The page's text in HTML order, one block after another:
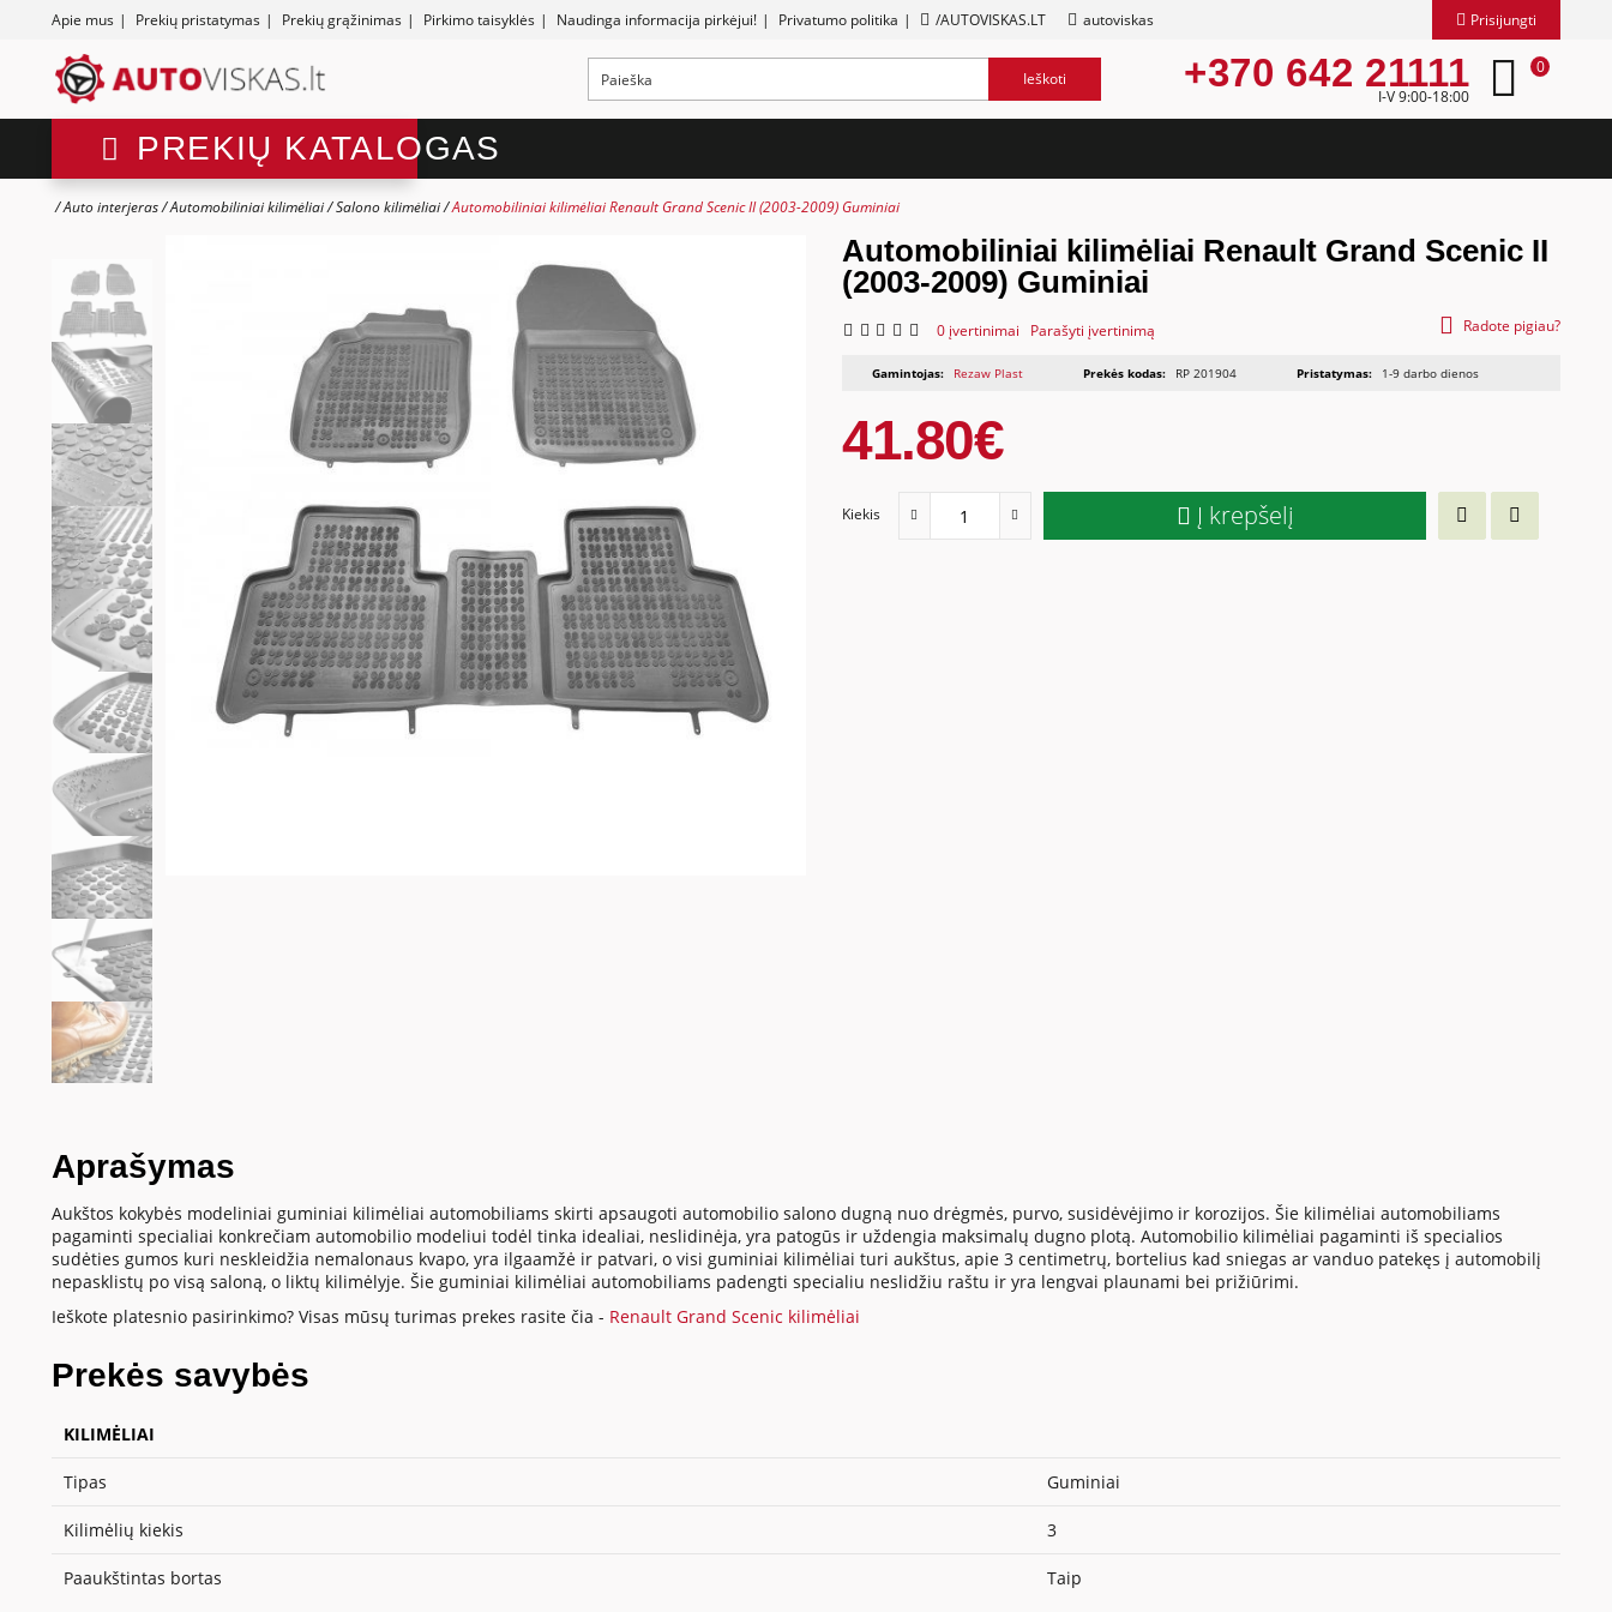
Apie mus | Prekių pristatymas | Prekių grąžinimas | Pirkimo taisyklės | Naudinga informacija pirkėjui! | Privatumo politika | /AUTOVISKAS.LT autoviskas Prisijungti
Ieškoti +370 642 21111
I-V 9:00-18:00
0
PREKIŲ KATALOGAS
Auto interjeras Automobiliniai kilimėliai Salono kilimėliai Automobiliniai kilimėliai Renault Grand Scenic II (2003-2009) Guminiai
Automobiliniai kilimėliai Renault Grand Scenic II
(2003-2009) Guminiai
0 įvertinimai Parašyti įvertinimą Radote pigiau?
Gamintojas: Rezaw Plast Prekės kodas: RP 201904 Pristatymas: 1-9 darbo dienos
41.80€
Kiekis Į krepšelį
Aprašymas
Aukštos kokybės modeliniai guminiai kilimėliai automobiliams skirti apsaugoti automobilio salono dugną nuo drėgmės, purvo, susidėvėjimo ir korozijos. Šie kilimėliai automobiliams
pagaminti specialiai konkrečiam automobilio modeliui todėl tinka idealiai, neslidinėja, yra patogūs ir uždengia maksimalų dugno plotą. Automobilio kilimėliai pagaminti iš specialios
sudėties gumos kuri neskleidžia nemalonaus kvapo, yra ilgaamžė ir patvari, o visi guminiai kilimėliai turi aukštus, apie 3 centimetrų, bortelius kad sniegas ar vanduo patekęs į automobilį
nepasklistų po visą saloną, o liktų kilimėlyje. Šie guminiai kilimėliai automobiliams padengti specialiu neslidžiu raštu ir yra lengvai plaunami bei prižiūrimi.
Ieškote platesnio pasirinkimo? Visas mūsų turimas prekes rasite čia - Renault Grand Scenic kilimėliai
Prekės savybės
KILIMĖLIAI
Tipas Guminiai
Kilimėlių kiekis 3
Paaukštintas bortas Taip